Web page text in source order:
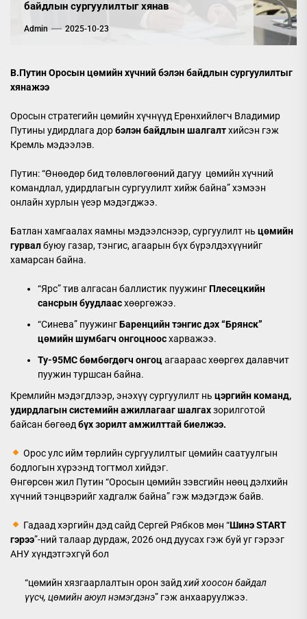
байдлын сургуулилтыг хянав
Admin 2025-10-23
В.Путин Оросын цөмийн хүчний бэлэн байдлын сургуулилтыг
хянажээ
Оросын стратегийн цөмийн хүчнүүд Ерөнхийлөгч Владимир
Путины удирдлага дорбэлэн байдлын шалгалтхийсэн гэж
Кремль мэдээлэв.
Путин: “Өнөөдөр бид төлөвлөгөөний дагуу цөмийн хүчний
командлал, удирдлагын сургуулилт хийж байна” хэмээн
онлайн хурлын үеэр мэдэгджээ.
Батлан хамгаалах яамны мэдээлснээр, сургуулилт нь цөмийн
гурвалбуюу газар, тэнгис, агаарын бүх бүрэлдэхүүнийг
хамарсан байна.
“Ярс” тив алгасан баллистик пуужингПлесецкийн
сансрын буудлаасхөөргөжээ.
“Синева” пуужингБаренцийн тэнгис дэх “Брянск”
цөмийн шумбагч онгоцноосхарважээ.
Ту-95МС бөмбөгдөгч онгоцагаараас хөөргөх далавчит
пуужин туршсан байна.
Кремлийн мэдэгдлээр, энэхүү сургуулилт нь цэргийн команд,
удирдлагын системийн ажиллагааг шалгахзорилготой
байсан бөгөөдбүх зорилт амжилттай биелжээ.
Орос улс ийм төрлийн сургуулилтыг цөмийн саатуулгын
бодлогын хүрээнд тогтмол хийдэг.
Өнгөрсөн жил Путин “Оросын цөмийн зэвсгийн нөөц дэлхийн
хүчний тэнцвэрийг хадгалж байна” гэж мэдэгдэж байв.
Гадаад хэргийн дэд сайд Сергей Рябков мөн “Шинэ START
гэрээ”-ний талаар дурдаж, 2026 онд дуусах гэж буй уг гэрээг
АНУ хүндэтгэхгүй бол
“цөмийн хязгаарлалтын орон зайдхий хоосон байдал
үүсч, цөмийн аюул нэмэгдэнэ” гэж анхааруулжээ.